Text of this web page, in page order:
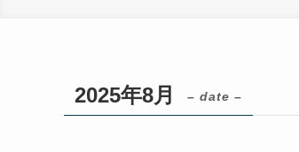
2025年8月 – date –